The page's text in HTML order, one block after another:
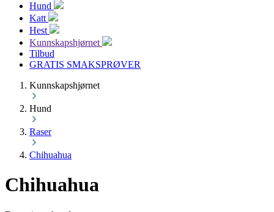
Hund
Katt
Hest
Kunnskapshjørnet
Tilbud
GRATIS SMAKSPRØVER
Kunnskapshjørnet
Hund
Raser
Chihuahua
Chihuahua